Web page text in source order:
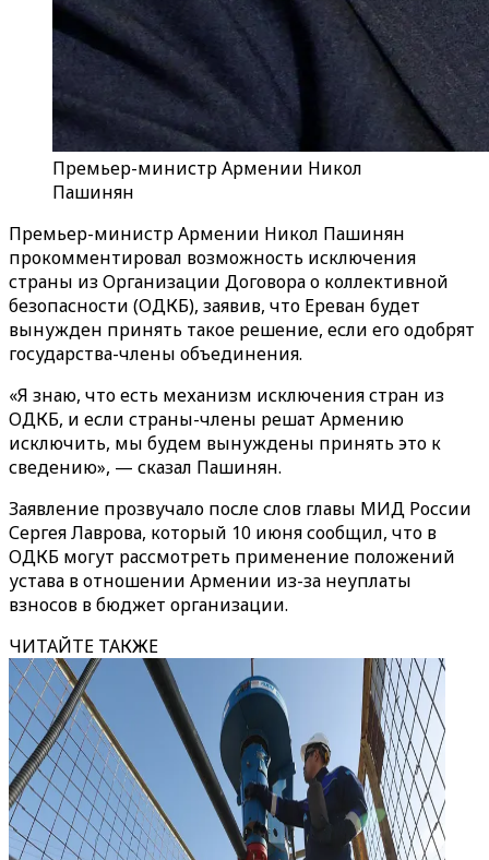
Премьер-министр Армении Никол
Пашинян
Премьер-министр Армении Никол Пашинян
прокомментировал возможность исключения
страны из Организации Договора о коллективной
безопасности (ОДКБ), заявив, что Ереван будет
вынужден принять такое решение, если его одобрят
государства-члены объединения.
«Я знаю, что есть механизм исключения стран из
ОДКБ, и если страны-члены решат Армению
исключить, мы будем вынуждены принять это к
сведению», — сказал Пашинян.
Заявление прозвучало после слов главы МИД России
Сергея Лаврова, который 10 июня сообщил, что в
ОДКБ могут рассмотреть применение положений
устава в отношении Армении из-за неуплаты
взносов в бюджет организации.
ЧИТАЙТЕ ТАКЖЕ